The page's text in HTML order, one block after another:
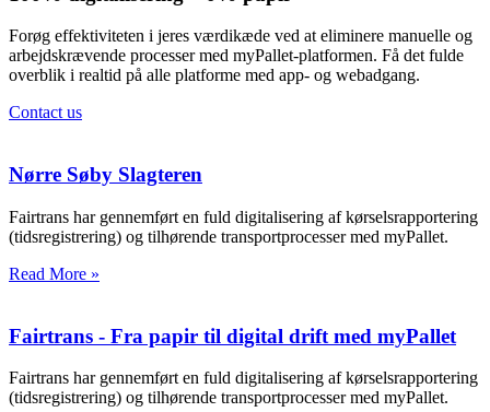
Forøg effektiviteten i jeres værdikæde ved at eliminere manuelle og
arbejdskrævende processer med myPallet-platformen. Få det fulde
overblik i realtid på alle platforme med app- og webadgang.
Contact us
Nørre Søby Slagteren
Fairtrans har gennemført en fuld digitalisering af kørselsrapportering
(tidsregistrering) og tilhørende transportprocesser med myPallet.
Read More »
Fairtrans - Fra papir til digital drift med myPallet
Fairtrans har gennemført en fuld digitalisering af kørselsrapportering
(tidsregistrering) og tilhørende transportprocesser med myPallet.